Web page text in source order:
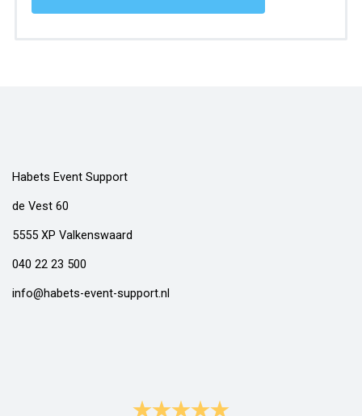
Habets Event Support
de Vest 60
5555 XP Valkenswaard
040 22 23 500
info@habets-event-support.nl